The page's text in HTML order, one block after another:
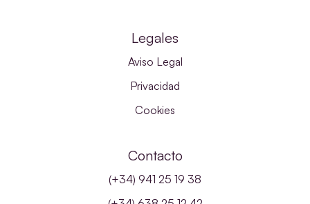
Legales
Aviso Legal
Privacidad
Cookies
Contacto
(+34) 941 25 19 38